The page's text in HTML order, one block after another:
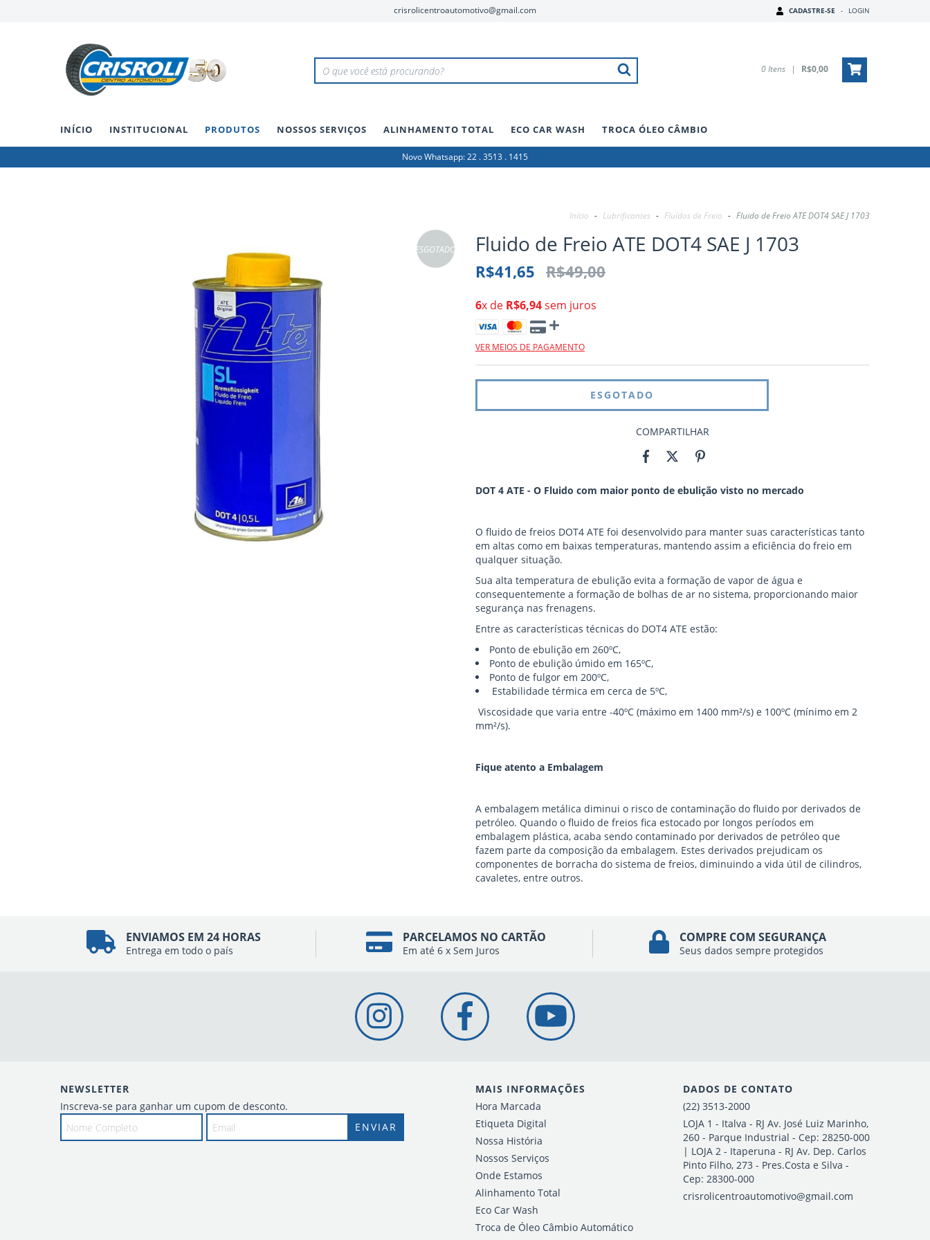
crisrolicentroautomotivo@gmail.com CADASTRE-SE - LOGIN
0Itens | R$0,00
INÍCIO INSTITUCIONAL PRODUTOS NOSSOS SERVIÇOS ALINHAMENTO TOTAL ECO CAR WASH TROCA ÓLEO CÂMBIO
Novo Whatsapp: 22 . 3513 . 1415
Início - Lubrificantes - Fluídos de Freio - Fluido de Freio ATE DOT4 SAE J 1703
ESGOTADO Fluido de Freio ATE DOT4 SAE J 1703
R$41,65 R$49,00
6x de R$6,94sem juros
VER MEIOS DE PAGAMENTO
COMPARTILHAR
DOT 4 ATE - O Fluido com maior ponto de ebulição visto no mercado
O fluido de freios DOT4 ATE foi desenvolvido para manter suas características tanto
em altas como em baixas temperaturas, mantendo assim a eficiência do freio em
qualquer situação.
Sua alta temperatura de ebulição evita a formação de vapor de água e
consequentemente a formação de bolhas de ar no sistema, proporcionando maior
segurança nas frenagens.
Entre as características técnicas do DOT4 ATE estão:
Ponto de ebulição em 260ºC,
Ponto de ebulição úmido em 165ºC,
Ponto de fulgor em 200ºC,
Estabilidade térmica em cerca de 5ºC,
Viscosidade que varia entre -40ºC (máximo em 1400 mm²/s) e 100ºC (mínimo em 2
mm²/s).
Fique atento a Embalagem
A embalagem metálica diminui o risco de contaminação do fluido por derivados de
petróleo. Quando o fluido de freios fica estocado por longos períodos em
embalagem plástica, acaba sendo contaminado por derivados de petróleo que
fazem parte da composição da embalagem. Estes derivados prejudicam os
componentes de borracha do sistema de freios, diminuindo a vida útil de cilindros,
cavaletes, entre outros.
ENVIAMOS EM 24 HORAS
Entrega em todo o país
PARCELAMOS NO CARTÃO
Em até 6 x Sem Juros
COMPRE COM SEGURANÇA
Seus dados sempre protegidos
NEWSLETTER
Inscreva-se para ganhar um cupom de desconto.
MAIS INFORMAÇÕES
Hora Marcada
Etiqueta Digital
Nossa História
Nossos Serviços
Onde Estamos
Alinhamento Total
Eco Car Wash
Troca de Óleo Câmbio Automático
DADOS DE CONTATO
(22) 3513-2000
LOJA 1 - Italva - RJ Av. José Luiz Marinho,
260 - Parque Industrial - Cep: 28250-000
| LOJA 2 - Itaperuna - RJ Av. Dep. Carlos
Pinto Filho, 273 - Pres.Costa e Silva -
Cep: 28300-000
crisrolicentroautomotivo@gmail.com